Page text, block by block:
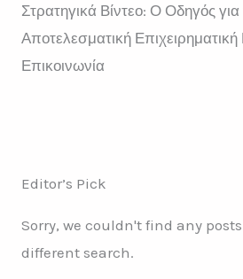
Στρατηγικά Βίντεο: Ο Οδηγός για
Αποτελεσματική
Επικοινωνία
Editor’s Pick
Sorry, we couldn't find any
different search.